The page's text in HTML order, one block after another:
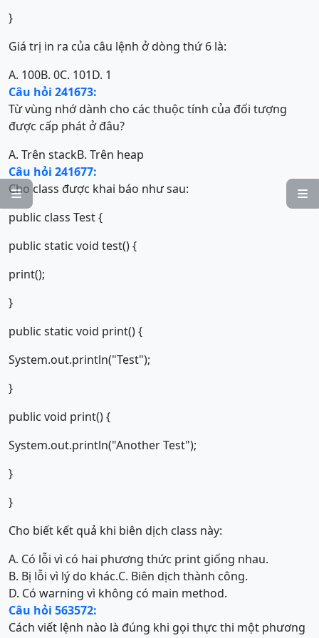


}
Giá trị in ra của câu lệnh ở dòng thứ 6 là:
A. 100B. 0C. 101D. 1
Câu hỏi 241673:
Từ vùng nhớ dành cho các thuộc tính của đối tượng
được cấp phát ở đâu?
A. Trên stackB. Trên heap
Câu hỏi 241677:
Cho class được khai báo như sau:
public class Test {
public static void test() {
print();
}
public static void print() {
System.out.println("Test");
}
public void print() {
System.out.println("Another Test");
}
}
Cho biết kết quả khi biên dịch class này:
A. Có lỗi vì có hai phương thức print giống nhau.
B. Bị lỗi vì lý do khác.C. Biên dịch thành công.
D. Có warning vì không có main method.
Câu hỏi 563572:
Cách viết lệnh nào là đúng khi gọi thực thi một phương